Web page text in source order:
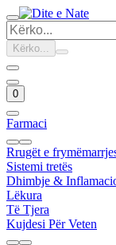
Kërko...
0
Farmaci
Rrugët e
Sistemi tretës
Dhimbje &
Lëkura
Të Tjera
Kujdesi Për Veten